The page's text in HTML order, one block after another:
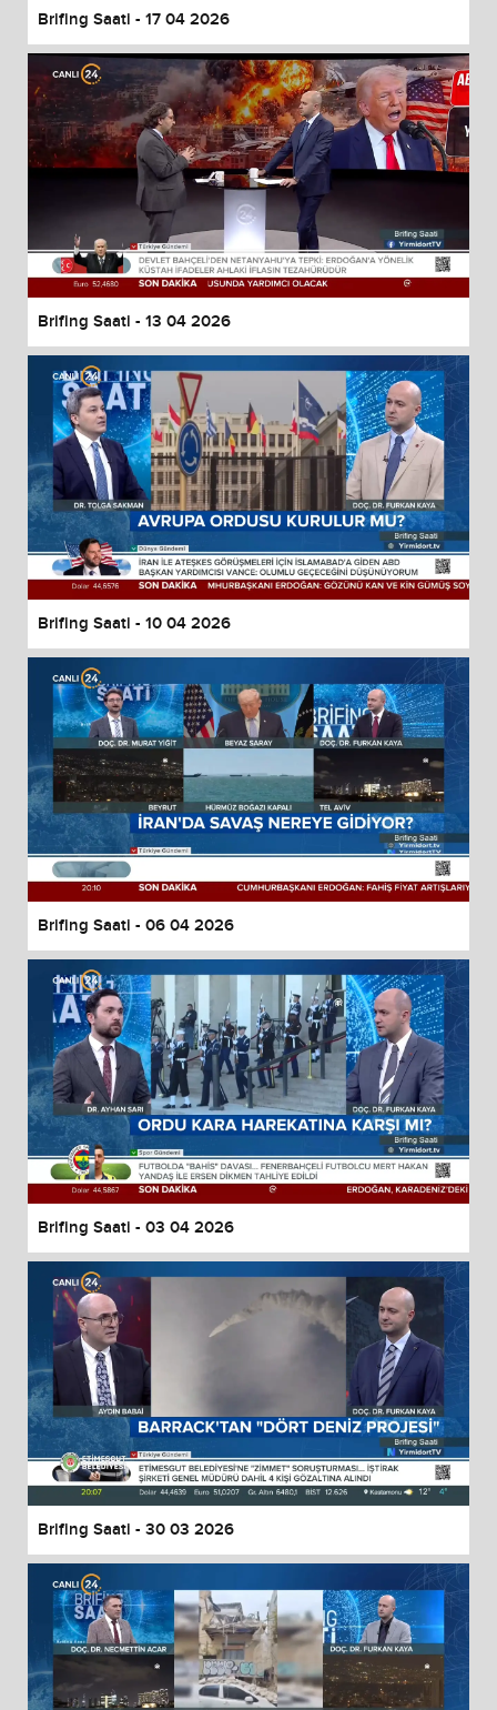
Brifing Saati - 17 04 2026
Brifing Saati - 13 04 2026
Brifing Saati - 10 04 2026
Brifing Saati - 06 04 2026
Brifing Saati - 03 04 2026
Brifing Saati - 30 03 2026